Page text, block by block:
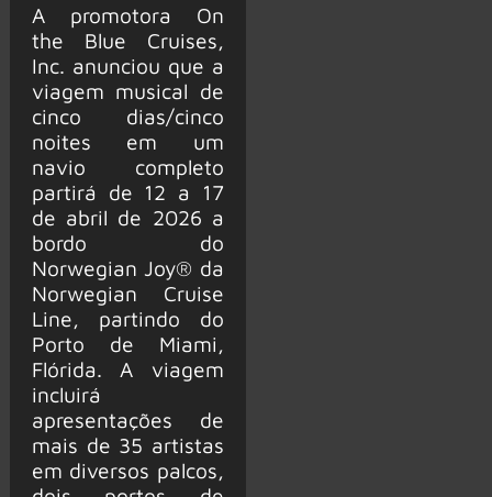
A promotora On
the Blue Cruises,
Inc. anunciou que a
viagem musical de
cinco dias/cinco
noites em um
navio completo
partirá de 12 a 17
de abril de 2026 a
bordo do
Norwegian Joy® da
Norwegian Cruise
Line, partindo do
Porto de Miami,
Flórida. A viagem
incluirá
apresentações de
mais de 35 artistas
em diversos palcos,